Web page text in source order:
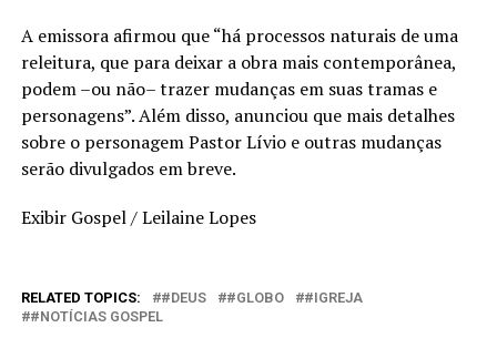
A emissora afirmou que “há processos naturais de uma
releitura, que para deixar a obra mais contemporânea,
podem –ou não– trazer mudanças em suas tramas e
personagens”. Além disso, anunciou que mais detalhes
sobre o personagem Pastor Lívio e outras mudanças
serão divulgados em breve.
Exibir Gospel / Leilaine Lopes
RELATED TOPICS: #DEUS #GLOBO
#IGREJA
#NOTÍCIAS GOSPEL